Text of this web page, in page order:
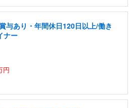
与あり・年間休日120日以上/働き
ナー
円